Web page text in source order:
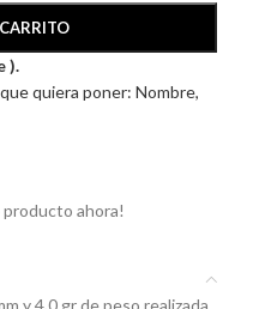
).
quiera poner: Nombre,
producto ahora!